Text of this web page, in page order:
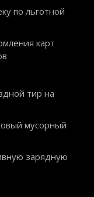
по льготной
карт
тир на
мусорный
зарядную